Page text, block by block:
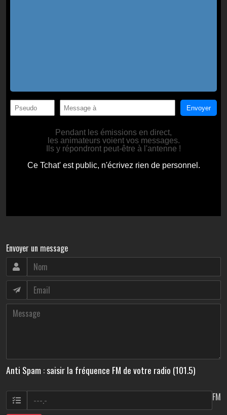
Envoyer un message
Anti Spam : saisir la fréquence FM de votre radio (101.5)
FM